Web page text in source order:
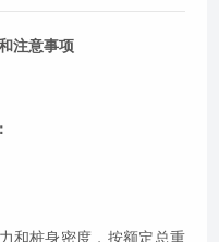
注意事项
和桩身密度，按额定总重